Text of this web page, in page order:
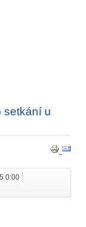
setkání u
0:00